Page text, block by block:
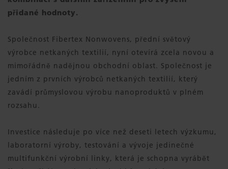
přidané hodnoty.
Společnost Fibertex Nonwovens, přední světový
výrobce netkaných textilií, nyní otevírá zcela novou a
mimořádně nadějnou obchodní oblast. Společnost je
jedním z prvních výrobců netkaných textilií, který
zavádí průmyslovou výrobu nanoproduktů v plném
rozsahu.
Investice následuje po více než deseti letech výzkumu,
laboratorní výroby, testování a vývoje jedinečné
multifunkční výrobní linky, která je schopna vyrábět